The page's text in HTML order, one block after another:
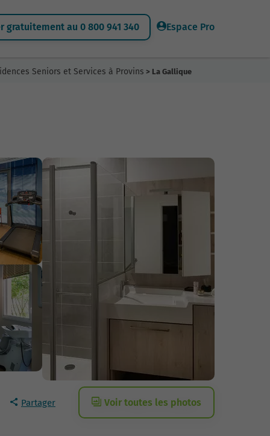
gratuitement au 0 800 941 340 Espace Pro
Seniors et Services à Provins > La Gallique
Partager Voir toutes les photos